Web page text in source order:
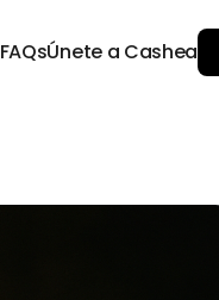
FAQsÚnete a Cashea